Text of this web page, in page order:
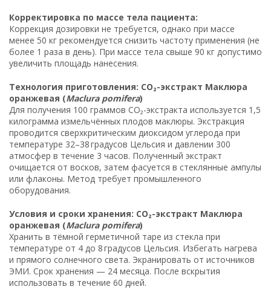
Корректировка по массе тела пациента:
Коррекция дозировки не требуется, однако при массе
менее 50 кг рекомендуется снизить частоту применения (не
более 1 раза в день). При массе тела свыше 90 кг допустимо
увеличить площадь нанесения.
Технология приготовления: CO₂-экстракт Маклюра
оранжевая (Maclura pomifera)
Для получения 100 граммов CO₂-экстракта используется 1,5
килограмма измельчённых плодов маклюры. Экстракция
проводится сверхкритическим диоксидом углерода при
температуре 32–38 градусов Цельсия и давлении 300
атмосфер в течение 3 часов. Полученный экстракт
очищается от восков, затем фасуется в стеклянные ампулы
или флаконы. Метод требует промышленного
оборудования.
Условия и сроки хранения: CO₂-экстракт Маклюра
оранжевая (Maclura pomifera)
Хранить в тёмной герметичной таре из стекла при
температуре от 4 до 8 градусов Цельсия. Избегать нагрева
и прямого солнечного света. Экранировать от источников
ЭМИ. Срок хранения — 24 месяца. После вскрытия
использовать в течение 60 дней.